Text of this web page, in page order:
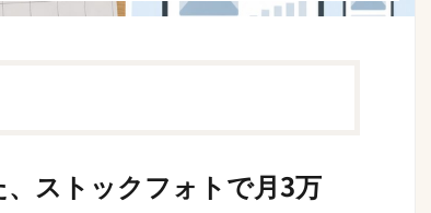
ストックフォトで月3万